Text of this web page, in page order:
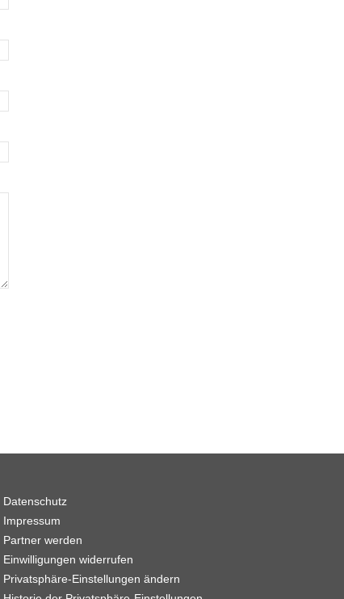
Datenschutz
Impressum
Partner werden
Einwilligungen widerrufen
Privatsphäre-Einstellungen ändern